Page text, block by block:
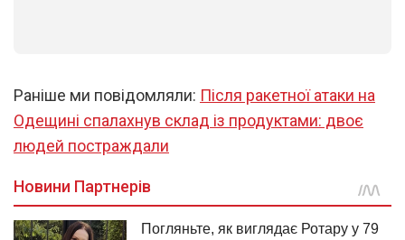
Раніше ми повідомляли: Після ракетної атаки на
Одещині спалахнув склад із продуктами: двоє
людей постраждали